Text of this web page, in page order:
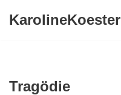
KarolineKoester
Tragödie